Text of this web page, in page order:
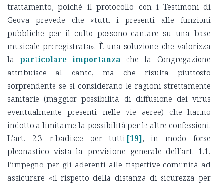
trattamento, poiché il protocollo con i Testimoni di
Geova prevede che «tutti i presenti alle funzioni
pubbliche per il culto possono cantare su una base
musicale preregistrata». È una soluzione che valorizza
la particolare importanza che la Congregazione
attribuisce al canto, ma che risulta piuttosto
sorprendente se si considerano le ragioni strettamente
sanitarie (maggior possibilità di diffusione dei virus
eventualmente presenti nelle vie aeree) che hanno
indotto a limitarne la possibilità per le altre confessioni.
L’art. 2.3 ribadisce per tutti [19], in modo forse
pleonastico vista la previsione generale dell’art. 1.1,
l’impegno per gli aderenti alle rispettive comunità ad
assicurare «il rispetto della distanza di sicurezza per